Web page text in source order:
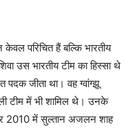
परिचित हैं बल्कि भारतीय
उस भारतीय टीम का हिस्सा थे
जीता था। वह ग्वांग्झू
टीम में भी शामिल थे। उनके
2010 में सुल्तान अजलन शाह